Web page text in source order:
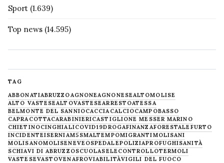
Sport (1.639)
Top news (14.595)
TAG
ABBONATIABRUZZOAGNONEAGNONESEALTOMOLISE
ALTO VASTESEALTOVASTESEARRESTOATESSA
BELMONTE DEL SANNIOCACCIACALCIOCAMPOBASSO
CAPRACOTTACARABINIERICASTIGLIONE MESSER MARINO
CHIETINOCINGHIALICOVID19DROGAFINANZAFORESTALE FURTO
INCIDENTEISERNIAM5SMALTEMPOMIGRANTIMOLISANI
MOLISANOMOLISENEVE OSPEDALEPOLIZIAPROFUGHISANITÀ
SCHIAVI DI ABRUZZOSCUOLASELECONTROLLOTERMOLI
VASTESEVASTOVENAFROVIABILITÀVIGILI DEL FUOCO